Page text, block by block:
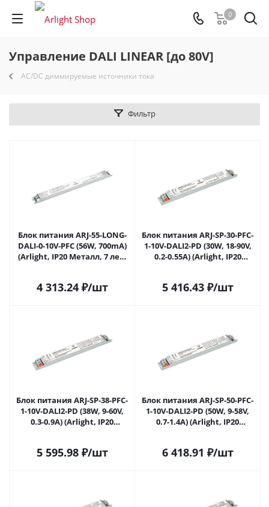
0
Управление DALI LINEAR [до 80V]
AC/DC диммируемые источники тока
Фильтр
Блок питания ARJ-55-LONG-
DALI-0-10V-PFC (56W, 700mA)
(Arlight, IP20 Металл, 7 лет)
4 313.24₽/шт
Блок питания ARJ-SP-30-PFC-
1-10V-DALI2-PD (30W, 18-90V,
0.2-0.55A) (Arlight, IP20
5 416.43₽/шт
Блок питания ARJ-SP-38-PFC-
1-10V-DALI2-PD (38W, 9-60V,
0.3-0.9A) (Arlight, IP20
5 595.98₽/шт
Блок питания ARJ-SP-50-PFC-
1-10V-DALI2-PD (50W, 9-58V,
0.7-1.4A) (Arlight, IP20
6 418.91 ₽/шт